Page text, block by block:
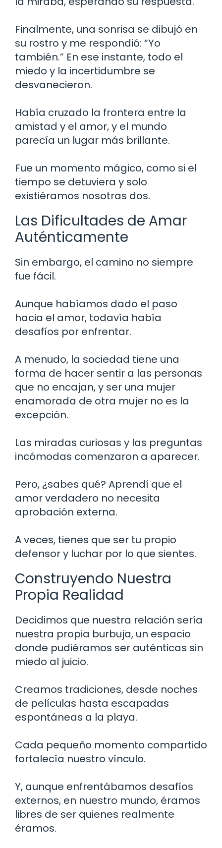
Finalmente, una sonrisa se dibujó en
su rostro y me respondió: “Yo
también.” En ese instante, todo el
miedo y la incertidumbre se
desvanecieron.
Había cruzado la frontera entre la
amistad y el amor, y el mundo
parecía un lugar más brillante.
Fue un momento mágico, como si el
tiempo se detuviera y solo
existiéramos nosotras dos.
Las Dificultades de Amar
Auténticamente
Sin embargo, el camino no siempre
fue fácil.
Aunque habíamos dado el paso
hacia el amor, todavía había
desafíos por enfrentar.
A menudo, la sociedad tiene una
forma de hacer sentir a las personas
que no encajan, y ser una mujer
enamorada de otra mujer no es la
excepción.
Las miradas curiosas y las preguntas
incómodas comenzaron a aparecer.
Pero, ¿sabes qué? Aprendí que el
amor verdadero no necesita
aprobación externa.
A veces, tienes que ser tu propio
defensor y luchar por lo que sientes.
Construyendo Nuestra
Propia Realidad
Decidimos que nuestra relación sería
nuestra propia burbuja, un espacio
donde pudiéramos ser auténticas sin
miedo al juicio.
Creamos tradiciones, desde noches
de películas hasta escapadas
espontáneas a la playa.
Cada pequeño momento compartido
fortalecía nuestro vínculo.
Y, aunque enfrentábamos desafíos
externos, en nuestro mundo, éramos
libres de ser quienes realmente
éramos.